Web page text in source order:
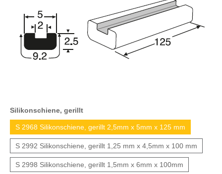
Silikonschiene, gerillt
S 2968 Silikonschiene, gerillt 2,5mm x 5mm x 125 mm
S 2992 Silikonschiene, gerillt 1,25 mm x 4,5mm x 100 mm
S 2998 Silikonschiene, gerillt 1,5mm x 6mm x 100mm